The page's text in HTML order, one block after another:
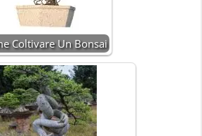
Coltivare Un Bonsai